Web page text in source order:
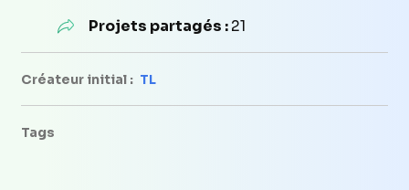
Projets partagés :21
Créateur initial : TL
Tags